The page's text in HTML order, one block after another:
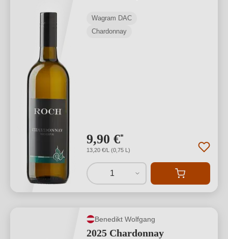
Wagram DAC
Chardonnay
9,90 €*
13,20 €/L (0,75 L)
1
Benedikt Wolfgang
2025 Chardonnay